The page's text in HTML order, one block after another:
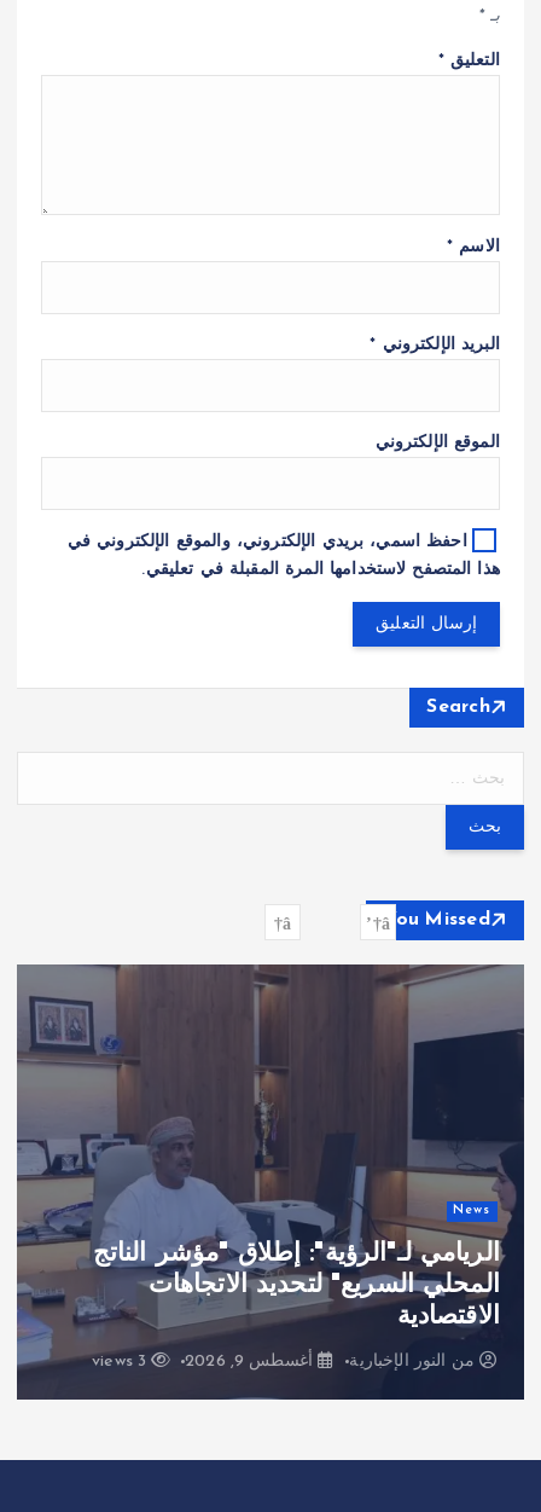
بـ*
التعليق*
الاسم *
البريد الإلكتروني *
الموقع الإلكتروني
احفظ اسمي، بريدي الإلكتروني، والموقع الإلكتروني في
هذا المتصفح لاستخدامها المرة المقبلة في تعليقي.
Search
ح
ع
You Missed
News
الريامي لـ"الرؤية": إطلاق "مؤشر الناتج
المحلي السريع" لتحديد الاتجاهات
الاقتصادية
من النور الإخبارية أغسطس 9, 2026 3 views